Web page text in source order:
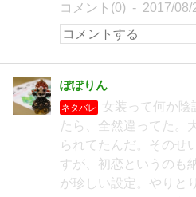
コメント(0) 2017/08/
ぽぽりん
ネタバレ
女装って何か陰
たら、全然違ってた。
られてたんだ。そのせ
すが、初恋というのも
が珍しい設定。やりと